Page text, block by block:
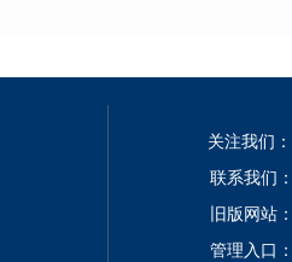
关注我们：
联系我们：
旧版网站：
管理入口：